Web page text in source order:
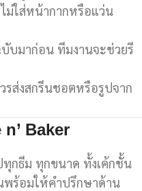
ม่ใส่หน้ากากหรือแว่น
บมาก่อน ทีมงานจะช่วยรี
วรส่งสกรีนชอตหรือรูปจาก
Baker
ทุกธีม ทุกขนาด ทั้งเค้กชั้น
พร้อมให้คำปรึกษาด้าน